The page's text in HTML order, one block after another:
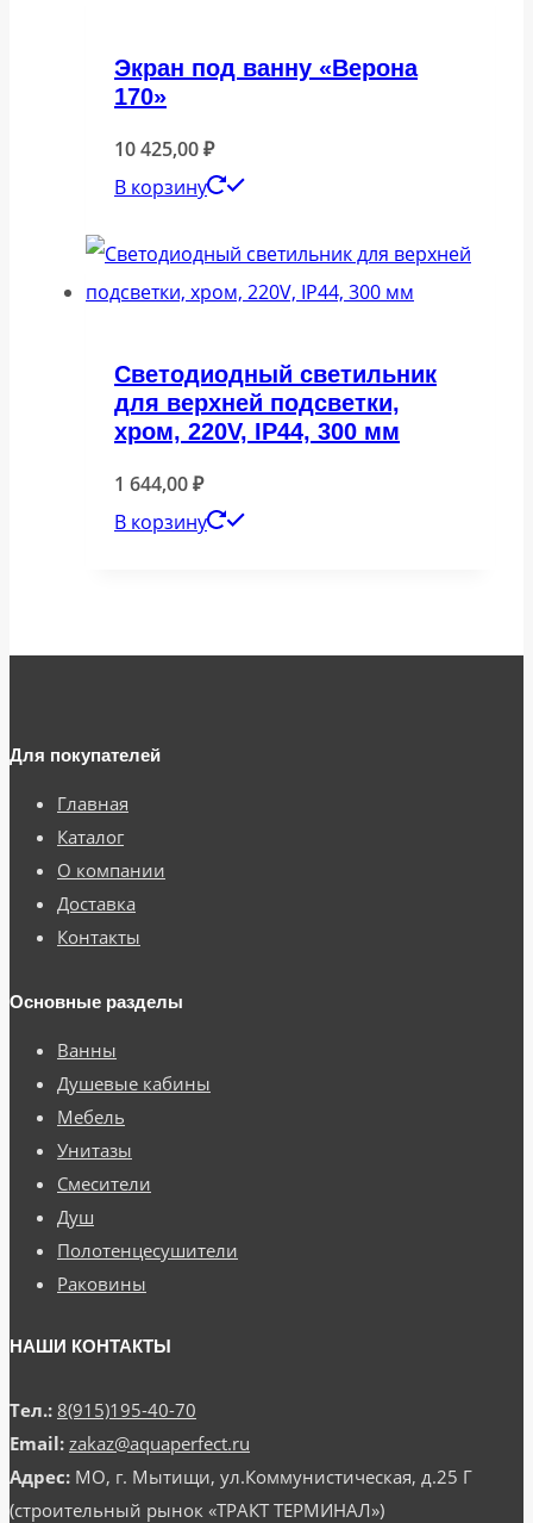
Экран под ванну «Верона
170»
10 425,00₽
В корзину
Светодиодный светильник
для верхней подсветки,
хром, 220V, IP44, 300 мм
1 644,00₽
В корзину
Для покупателей
Главная
Каталог
О компании
Доставка
Контакты
Основные разделы
Ванны
Душевые кабины
Мебель
Унитазы
Смесители
Душ
Полотенцесушители
Раковины
НАШИ КОНТАКТЫ
Тел.: 8(915)195-40-70
Email: zakaz@aquaperfect.ru
Адрес: МО, г. Мытищи, ул.Коммунистическая, д.25 Г
(строительный рынок «ТРАКТ ТЕРМИНАЛ»)